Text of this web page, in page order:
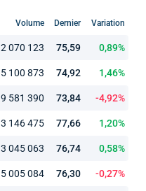
Volume Dernier Variation
2 070 123 75,59 0,89%
5 100 873 74,92 1,46%
9 581 390 73,84 -4,92%
3 146 475 77,66 1,20%
3 045 063 76,74 0,58%
5 005 084 76,30 -0,27%